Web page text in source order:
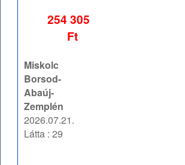
254 305
Ft
Miskolc
Borsod-
Abaúj-
Zemplén
2026.07.21.
Látta : 29